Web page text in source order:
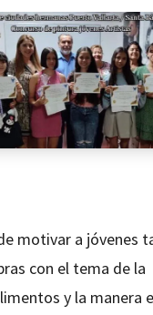
motivar a jóvenes
con el tema de la
y la manera